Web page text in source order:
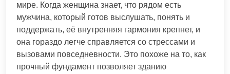
мире. Когда женщина знает, что рядом есть
мужчина, который готов выслушать, понять и
поддержать, её внутренняя гармония крепнет, и
она гораздо легче справляется со стрессами и
вызовами повседневности. Это похоже на то, как
прочный фундамент позволяет зданию